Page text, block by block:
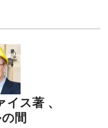
イス著 、
間